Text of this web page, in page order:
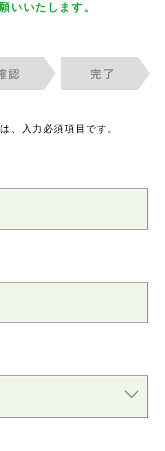
いいたします。
、入力必須項目です。